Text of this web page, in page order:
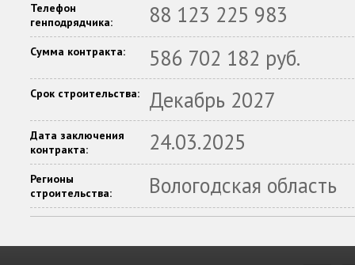
Телефон
генподрядчика:
88 123 225 983
Сумма контракта: 586 702 182 руб.
Срок строительства: Декабрь 2027
Дата заключения
контракта:
24.03.2025
Регионы
строительства:
Вологодская область